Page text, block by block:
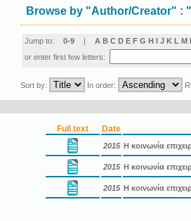
Browse by "Author/Creator" :
Jump to: 0-9 | A B C D E F G H I J K L M
or enter first few letters:
Sort by: In order:
Full text Date
2015 Η κοινωνία
2015 Η κοινωνία
2015 Η κοινωνία